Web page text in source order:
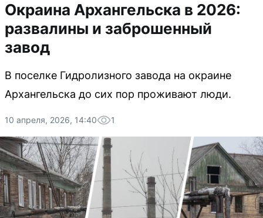
Окраина Архангельска в 2026:
развалины и заброшенный
завод
В поселке Гидролизного завода на окраине
Архангельска до сих пор проживают люди.
10 апреля, 2026, 14:40 1